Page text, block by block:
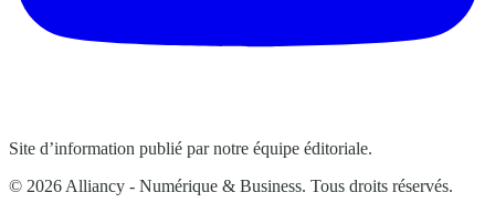
Site d’information publié par notre équipe éditoriale.
© 2026 Alliancy - Numérique & Business. Tous droits réservés.